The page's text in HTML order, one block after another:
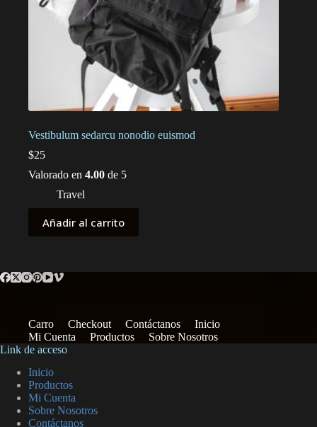
Vestibulum sedarcu nonodio euismod
$25
Valorado en 4.00 de 5
Travel
Añadir al carrito
Carro Checkout Contáctanos
Inicio
Mi Cuenta
Productos
Sobre Nosotros
Link de acceso
Inicio
Productos
Mi Cuenta
Sobre Nosotros
Contáctanos